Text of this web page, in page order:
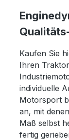
Kaufen Sie
Ihren
individuelle
Motorsport
an, mit
Maß selbst
fertig